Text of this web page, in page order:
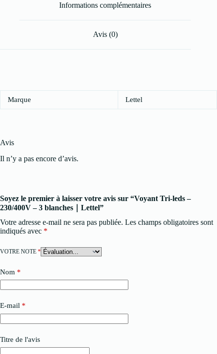
Informations complémentaires
Avis (0)
Marque Lettel
Avis
Il n’y a pas encore d’avis.
Soyez le premier à laisser votre avis sur “Voyant Tri-leds –
230/400V – 3 blanches｜Lettel”
Votre adresse e-mail ne sera pas publiée. Les champs obligatoires sont
indiqués avec *
VOTRE NOTE *
Nom *
E-mail *
Titre de l'avis